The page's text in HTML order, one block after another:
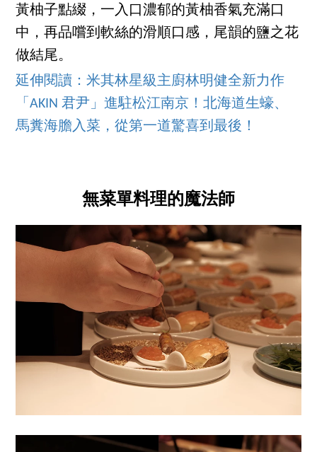
黃柚子點綴，一入口濃郁的黃柚香氣充滿口
中，再品嚐到軟絲的滑順口感，尾韻的鹽之花
做結尾。
延伸閱讀：米其林星級主廚林明健全新力作
「AKIN 君尹」進駐松江南京！北海道生蠔、
馬糞海膽入菜，從第一道驚喜到最後！
無菜單料理的魔法師